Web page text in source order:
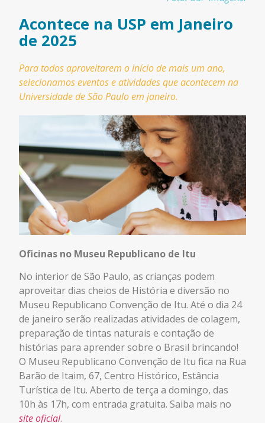
Acontece na USP em Janeiro
de 2025
Para todos aproveitarem o início de mais um ano,
selecionamos eventos e atividades que acontecem na
Universidade de São Paulo em janeiro.
Oficinas no Museu Republicano de Itu
No interior de São Paulo, as crianças podem
aproveitar dias cheios de História e diversão no
Museu Republicano Convenção de Itu. Até o dia 24
de janeiro serão realizadas atividades de colagem,
preparação de tintas naturais e contação de
histórias para aprender sobre o Brasil brincando!
O Museu Republicano Convenção de Itu fica na Rua
Barão de Itaim, 67, Centro Histórico, Estância
Turística de Itu. Aberto de terça a domingo, das
10h às 17h, com entrada gratuita. Saiba mais no
site oficial.